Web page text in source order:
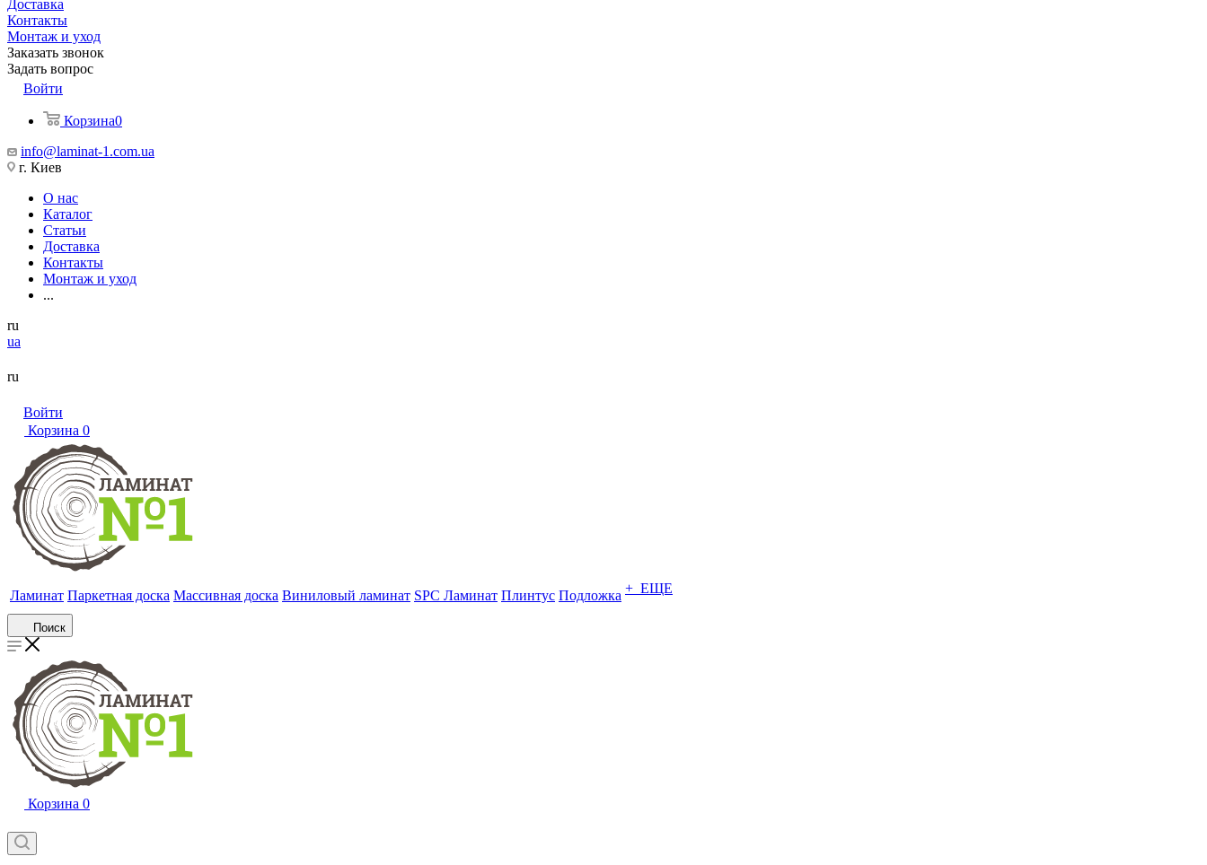
Доставка
Контакты
Монтаж и уход
Заказать звонок
Задать вопрос
Войти
Корзина0
info@laminat-1.com.ua
г. Киев
О нас
Каталог
Статьи
Доставка
Контакты
Монтаж и уход
...
ru
ua
ru
Войти
Корзина 0
Ламинат Паркетная доска Массивная доска Виниловый ламинат SPC Ламинат Плинтус Подложка + ЕЩЕ
Поиск
Корзина 0